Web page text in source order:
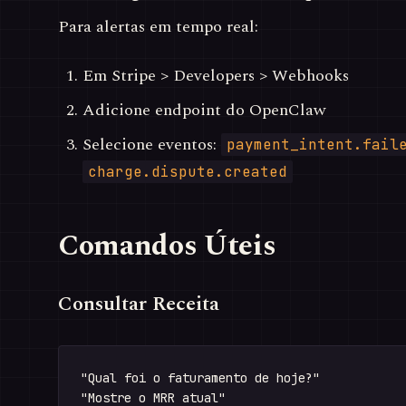
Para alertas em tempo real:
Em Stripe > Developers > Webhooks
Adicione endpoint do OpenClaw
Selecione eventos:
charge.dispute.created
Comandos Úteis
Consultar Receita
"Qual foi o faturamento de hoje?"
"Mostre o MRR atual"